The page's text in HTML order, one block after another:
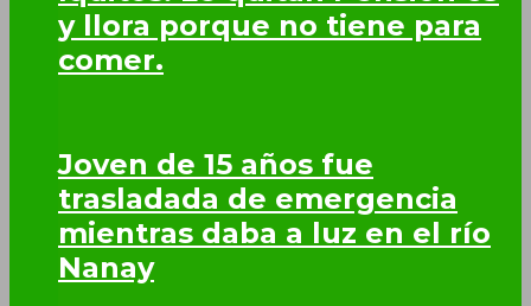
y llora porque no tiene para
comer.
Joven de 15 años fue
trasladada de emergencia
mientras daba a luz en el río
Nanay